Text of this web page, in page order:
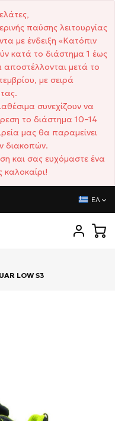
παύσης λειτουργίας
με ένδειξη «Κατόπιν
κατά το διάστημα 1 έως
μετά το
με σειρά
συνεχίζουν να
το διάστημα 10–14
μας θα παραμείνει
διακοπών.
και σας ευχόμαστε ένα
ΕΛ
LOW S3